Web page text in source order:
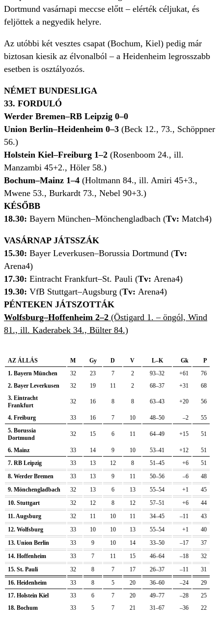
Dortmund vasárnapi meccse előtt – elérték céljukat, és
feljöttek a negyedik helyre.
Az utóbbi két vesztes csapat (Bochum, Kiel) pedig már
biztosan kiesik az élvonalból – a Heidenheim legrosszabb
esetben is osztályozós.
NÉMET BUNDESLIGA
33. FORDULÓ
Werder Bremen–RB Leipzig 0–0
Union Berlin–Heidenheim 0–3 (Beck 12., 73., Schöppner
56.)
Holstein Kiel–Freiburg 1–2 (Rosenboom 24., ill.
Manzambi 45+2., Höler 58.)
Bochum–Mainz 1–4 (Holtmann 84., ill. Amiri 45+3.,
Mwene 53., Burkardt 73., Nebel 90+3.)
KÉSŐBB
18.30: Bayern München–Mönchengladbach (Tv: Match4)
VASÁRNAP JÁTSSZÁK
15.30: Bayer Leverkusen–Borussia Dortmund (Tv:
Arena4)
17.30: Eintracht Frankfurt–St. Pauli (Tv: Arena4)
19.30: VfB Stuttgart–Augsburg (Tv: Arena4)
PÉNTEKEN JÁTSZOTTÁK
Wolfsburg–Hoffenheim 2–2 (Östigard 1. – öngól, Wind
81., ill. Kaderabek 34., Bülter 84.)
AZ ÁLLÁS M Gy D V L–K Gk
P
1. Bayern München
32 23 7 2 93–32 +61
76
2. Bayer Leverkusen
32 19 11 2 68–37 +31
68
3. Eintracht
Frankfurt
32 16 8 8 63–43 +20 56
4. Freiburg 33 16 7 10 48–50 –2
55
5. Borussia
Dortmund
32 15 6 11 64–49 +15 51
6. Mainz 33 14 9 10 53–41 +12
51
7. RB Leipzig
33 13 12 8 51–45 +6
51
8. Werder Bremen
33 13 9 11 50–56 –6
48
9. Mönchengladbach
32 13 6 13 55–54 +1
45
10. Stuttgart
32 12 8 12 57–51 +6
44
11. Augsburg
32 11 10 11 34–45 –11
43
12. Wolfsburg
33 10 10 13 55–54 +1
40
13. Union Berlin
33 9 10 14 33–50 –17
37
14. Hoffenheim
33 7 11 15 46–64 –18
32
15. St. Pauli
32 8 7 17 26–37 –11
31
16. Heidenheim
33 8 5 20 36–60 –24
29
17. Holstein Kiel
33 6 7 20 49–77 –28
25
18. Bochum
33 5 7 21 31–67 –36 22